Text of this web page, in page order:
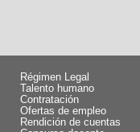
Régimen Legal
Talento humano
Contratación
Ofertas de empleo
Rendición de cuentas